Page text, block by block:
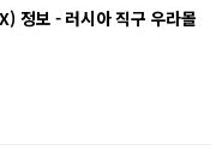
정보 - 러시아 직구 우라몰